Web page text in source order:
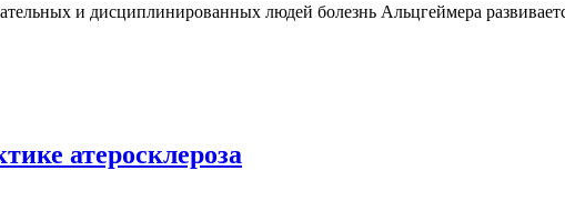
и дисциплинированных людей болезнь Альцгеймера
атеросклероза